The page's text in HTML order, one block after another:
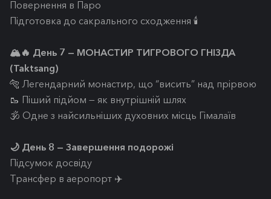
Повернення в Паро
Підготовка до сакрального сходження 🕯️
🏔️🔥 День 7 — МОНАСТИР ТИГРОВОГО ГНІЗДА
(Taktsang)
🐅 Легендарний монастир, що “висить” над прірвою
🥾 Піший підйом — як внутрішній шлях
🕉️ Одне з найсильніших духовних місць Гімалаїв
🌙 День 8 — Завершення подорожі
Підсумок досвіду
Трансфер в аеропорт ✈️